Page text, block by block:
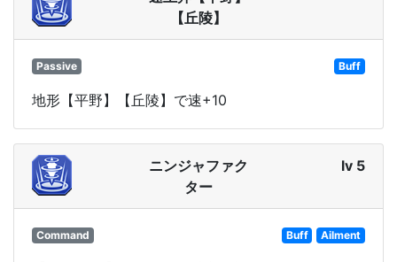
【丘陵】
Passive Buff
地形【平野】【丘陵】で速+10
ニンジャファク
ター
lv 5
Command Buff Ailment